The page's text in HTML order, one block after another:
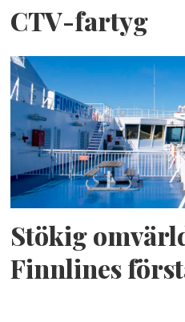
CTV-fartyg
Stökig
Finnlines